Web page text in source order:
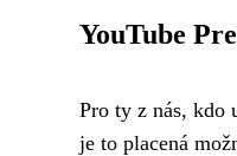
YouTube
Pro ty z nás, kdo
je to placená